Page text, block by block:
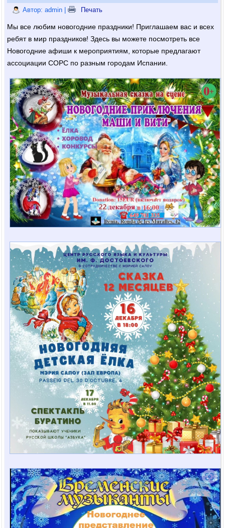
Автор: admin | Печать
Мы все любим новогодние праздники! Приглашаем вас и всех
ребят в мир праздников! Здесь вы можете посмотреть все
Новогодние афиши к мероприятиям, которые предлагают
ассоциации СОРС по разным городам Испании.